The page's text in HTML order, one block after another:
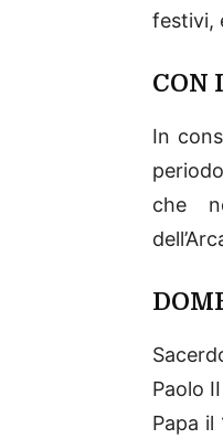
festivi,
CON
In
che
Paolo
Papa